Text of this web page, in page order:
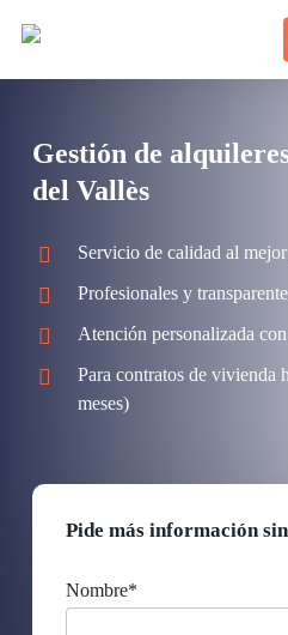
main
Gestión de
del Vallès
Servicio de calidad al
Profesionales y
Atención personalizada
Para contratos de vivienda
meses)
Pide más información
Nombre*